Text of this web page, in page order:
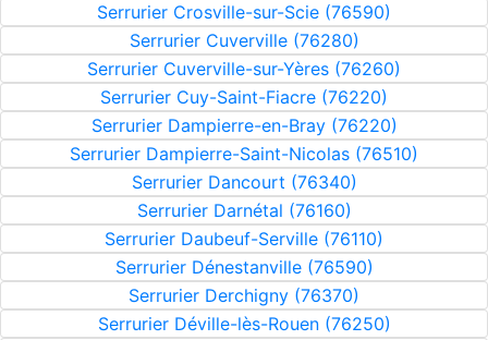
Serrurier Crosville-sur-Scie (76590)
Serrurier Cuverville (76280)
Serrurier Cuverville-sur-Yères (76260)
Serrurier Cuy-Saint-Fiacre (76220)
Serrurier Dampierre-en-Bray (76220)
Serrurier Dampierre-Saint-Nicolas (76510)
Serrurier Dancourt (76340)
Serrurier Darnétal (76160)
Serrurier Daubeuf-Serville (76110)
Serrurier Dénestanville (76590)
Serrurier Derchigny (76370)
Serrurier Déville-lès-Rouen (76250)